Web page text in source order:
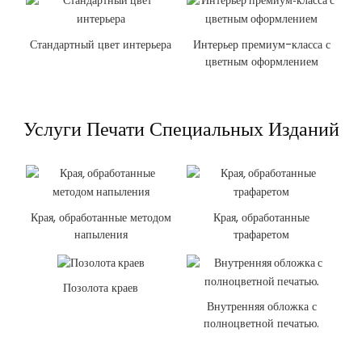
Стандартный цвет интерьера
Интерьер премиум-класса с
цветным оформлением
Услуги Печати Специальных Изданий
Края, обработанные методом
напыления
Края, обработанные
трафаретом
Позолота краев
Внутренняя обложка с
полноцветной печатью.